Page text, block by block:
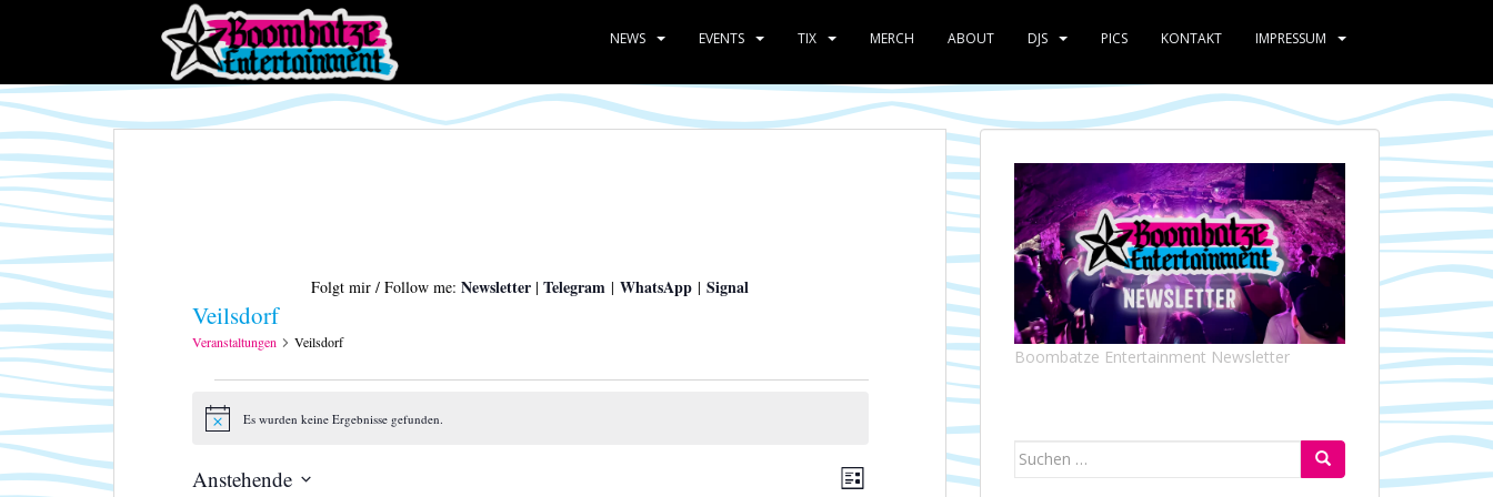
p
t
o
m
a
c
t
e
n
NEWS EVENTS TIX MERCH ABOUT DJS PICS KONTAKT IMPRESSUM
Folgt mir / Follow me: Newsletter | Telegram | WhatsApp | Signal
Veilsdorf
Veranstaltungen Veilsdorf
w
e
Es wurden keine Ergebnisse gefunden.
AV
L
Anstehende
Boombatze Entertainment Newsletter
Suchen